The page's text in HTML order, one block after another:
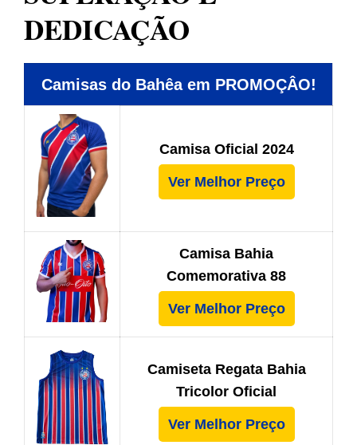
DEDICAÇÃO
Camisas do Bahêa em PROMOÇÂO!
Camisa Oficial 2024
Ver Melhor Preço
Camisa Bahia
Comemorativa 88
Ver Melhor Preço
Camiseta Regata Bahia
Tricolor Oficial
Ver Melhor Preço